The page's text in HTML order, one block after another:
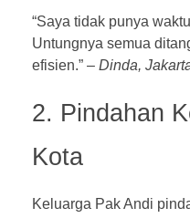
“Saya tidak punya
Untungnya semua
efisien.” – Dinda,
2. Pindahan
Kota
Keluarga Pak Andi